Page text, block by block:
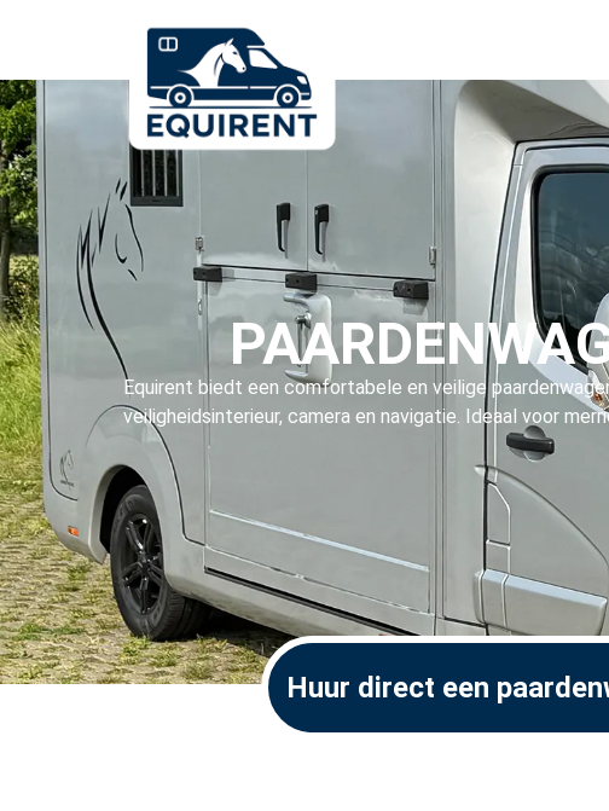
Equirent biedt een comfortabele en veilige
veiligheidsinterieur, camera en navigatie. Ideaal voor
Huur direct een